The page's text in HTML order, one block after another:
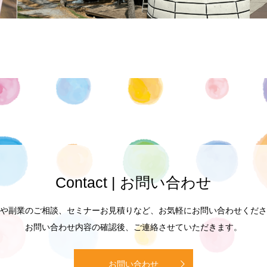
Contact | お問い合わせ
副業のご相談、セミナーお見積りなど、お気軽にお問い合わせくだ
お問い合わせ内容の確認後、ご連絡させていただきます。
お問い合わせ